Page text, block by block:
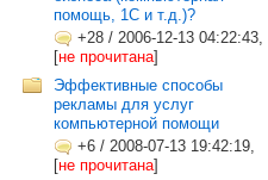
помощь, 1С и т.д.)?
+28 / 2006-12-13 04:22:43,
[не прочитана]
Эффективные способы
рекламы для услуг
компьютерной помощи
+6 / 2008-07-13 19:42:19,
[не прочитана]